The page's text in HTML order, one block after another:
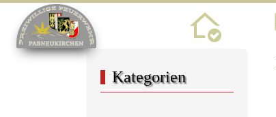
Kategorien